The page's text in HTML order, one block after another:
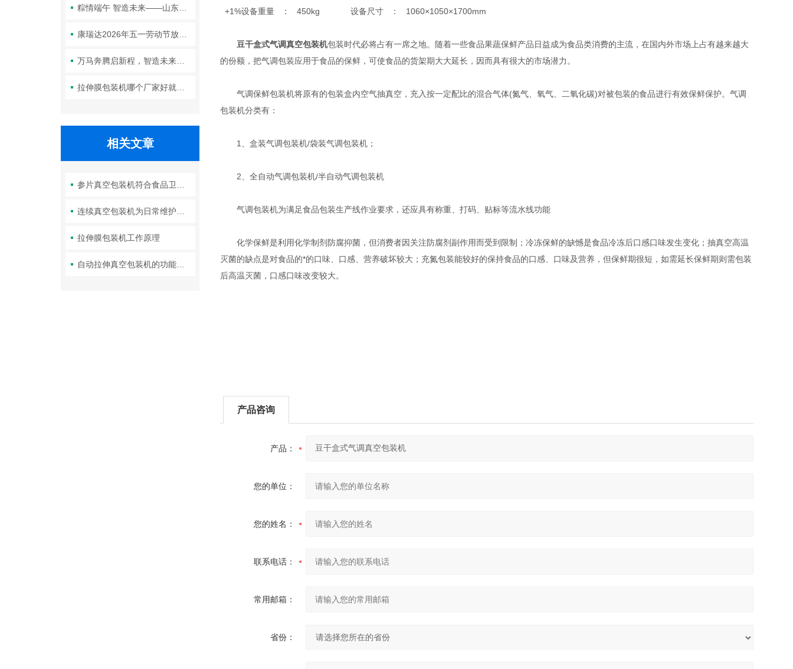
粽情端午 智造未来——山东康瑞达智能装备有限公司2026年端午节放假通知
康瑞达2026年五一劳动节放假通知
万马奔腾启新程，智造未来谱华章—康瑞达2026年春节放假通知
拉伸膜包装机哪个厂家好就找康瑞达
相关文章
拉伸膜包装机工作原理
自动拉伸真空包装机的功能和性能特点介绍
+1%设备重量 ： 450kg 设备尺寸 ： 1060×1050×1700mm
豆干盒式气调真空包装机包装时代必将占有一席之地。随着一些食品果蔬保鲜产品日益成为食品类消费的主流，在国内外市场上占有越来越大
的份额，把气调包装应用于食品的保鲜，可使食品的货架期大大延长，因而具有很大的市场潜力。
气调保鲜包装机将原有的包装盒内空气抽真空，充入按一定配比的混合气体(氮气、氧气、二氧化碳)对被包装的食品进行有效保鲜保护。气调
包装机分类有：
1、盒装气调包装机/袋装气调包装机；
2、全自动气调包装机/半自动气调包装机
气调包装机为满足食品包装生产线作业要求，还应具有称重、打码、贴标等流水线功能
化学保鲜是利用化学制剂防腐抑菌，但消费者因关注防腐剂副作用而受到限制；冷冻保鲜的缺憾是食品冷冻后口感口味发生变化；抽真空高温
灭菌的缺点是对食品的*的口味、口感、营养破坏较大；充氮包装能较好的保持食品的口感、口味及营养，但保鲜期很短，如需延长保鲜期则需包装
后高温灭菌，口感口味改变较大。
产品咨询
产品：
您的单位：
您的姓名：
联系电话：
常用邮箱：
省份：